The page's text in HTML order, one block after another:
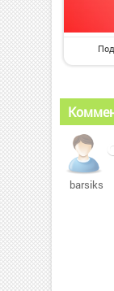
barsiksi